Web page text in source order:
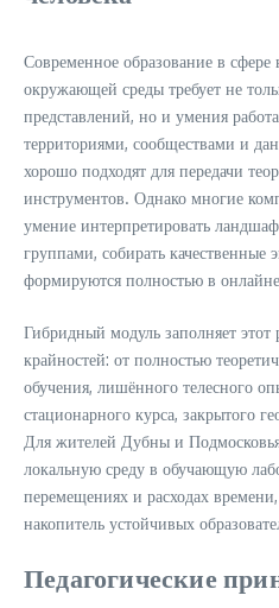
Современное образование в сфере
окружающей среды требует не
представлений, но и умения
территориями, сообществами и
хорошо подходят для передачи
инструментов. Однако многие
умение интерпретировать
группами, собирать
формируются полностью в
Гибридный модуль заполняет этот
крайностей: от полностью
обучения, лишённого телесного
стационарного курса, закрытого
Для жителей Дубны и
локальную среду в обучающую
перемещениях и расходах
накопитель устойчивых
Педагогические